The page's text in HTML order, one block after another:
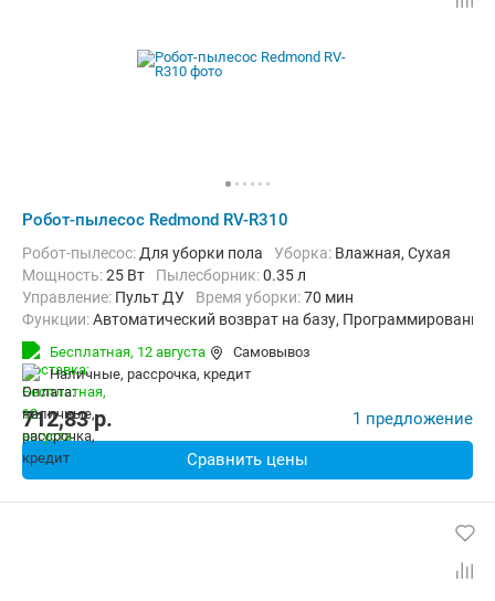
Робот-пылесос Redmond RV-R310
Робот-пылесос: Для уборки пола Уборка: Влажная, Сухая
мощность:25 Вт пылесборник:0.35 л
Управление: Пульт ДУ Время уборки:70 мин
Функции:Автоматический возврат на базу, Программирование
Бесплатная, 12 августа
Самовывоз
наличные, рассрочка, кредит
712,83p. 1 предложение
Сравнить цены